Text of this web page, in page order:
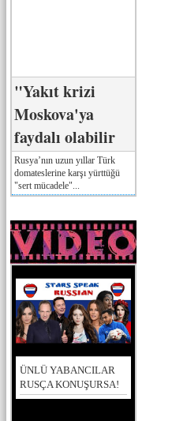
"Yakıt krizi
Moskova'ya
faydalı olabilir
Rusya’nın uzun yıllar Türk
domateslerine karşı yürttüğü
"sert mücadele"...
ÜNLÜ YABANCILAR
RUSÇA KONUŞURSA!